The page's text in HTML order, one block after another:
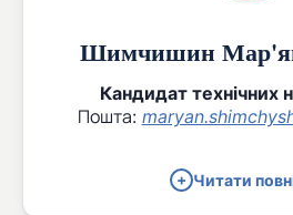
Шимчишин
Кандидат технічних
Пошта:
Читати